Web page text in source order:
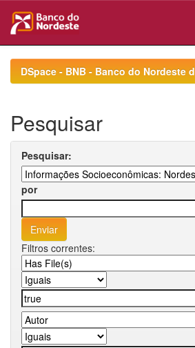
navigationDSpace - BNB - Banco do Nordeste
Pesquisar
Pesquisar:
por
Filtros correntes: